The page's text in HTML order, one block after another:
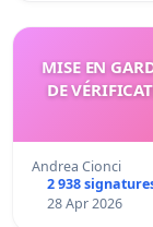
MISE EN
DE
Andrea Cionci
2 938
28 Apr 2026